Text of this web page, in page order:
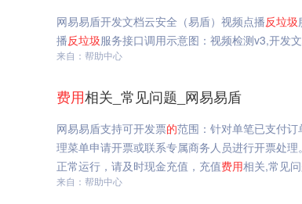
网易易盾开发文档云安全（易盾）视频点播反垃圾
播反垃圾服务接口调用示意图：视频检测v3,开发
来自：帮助中心
费用相关_常见问题_网易易盾
网易易盾支持可开发票的范围：针对单笔已支付
理菜单申请开票或联系专属商务人员进行开票处
正常运行，请及时现金充值，充值费用相关,常见
来自：帮助中心